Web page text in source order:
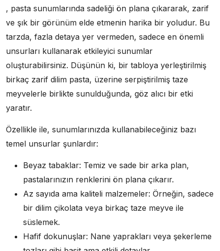
, pasta sunumlarında sadeliği ön plana çıkararak, zarif
ve şık bir görünüm elde etmenin harika bir yoludur. Bu
tarzda, fazla detaya yer vermeden, sadece en önemli
unsurları kullanarak etkileyici sunumlar
oluşturabilirsiniz. Düşünün ki, bir tabloya yerleştirilmiş
birkaç zarif dilim pasta, üzerine serpiştirilmiş taze
meyvelerle birlikte sunulduğunda, göz alıcı bir etki
yaratır.
Özellikle ile, sunumlarınızda kullanabileceğiniz bazı
temel unsurlar şunlardır:
Beyaz tabaklar: Temiz ve sade bir arka plan,
pastalarınızın renklerini ön plana çıkarır.
Az sayıda ama kaliteli malzemeler: Örneğin, sadece
bir dilim çikolata veya birkaç taze meyve ile
süslemek.
Hafif dokunuşlar: Nane yaprakları veya şekerleme